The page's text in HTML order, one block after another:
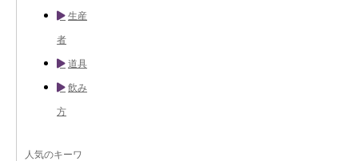
生産
者
道具
飲み
方
人気のキーワ